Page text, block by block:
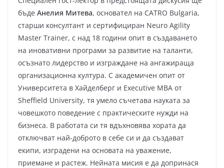
бъде Анелия Митева, основател на CATRO Bulgaria,
старши консултант и сертифициран Neuro Agility
Master Trainer, с над 18 години опит в създаването
на иновативни програми за развитие на таланти,
осъзнато лидерство и изграждане на ангажираща
организационна култура. С академичен опит от
Университета в Хайделберг и Executive MBA от
Sheffield University, тя умело съчетава науката за
човешкото поведение с практическите нужди на
бизнеса. В работата си тя вдъхновява хората да
отключват най-доброто в себе си и да създават
екипи, изградени на основата на уважение,
приемане и растеж. Нейната мисия е да допринася